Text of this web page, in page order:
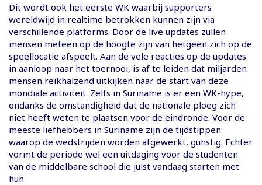
Dit wordt ook het eerste WK waarbij supporters
wereldwijd in realtime betrokken kunnen zijn via
verschillende platforms. Door de live updates zullen
mensen meteen op de hoogte zijn van hetgeen zich op de
speellocatie afspeelt. Aan de vele reacties op de updates
in aanloop naar het toernooi, is af te leiden dat miljarden
mensen reikhalzend uitkijken naar de start van deze
mondiale activiteit. Zelfs in Suriname is er een WK-hype,
ondanks de omstandigheid dat de nationale ploeg zich
niet heeft weten te plaatsen voor de eindronde. Voor de
meeste liefhebbers in Suriname zijn de tijdstippen
waarop de wedstrijden worden afgewerkt, gunstig. Echter
vormt de periode wel een uitdaging voor de studenten
van de middelbare school die juist vandaag starten met
hun